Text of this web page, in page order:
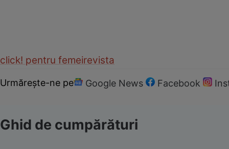
click! pentru femeirevista
Urmărește-ne pe Google News Facebook
Ghid de cumpărături